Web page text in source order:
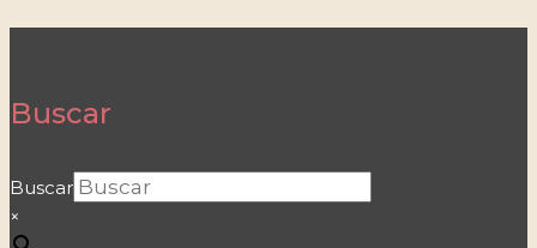
Buscar
Buscar
×